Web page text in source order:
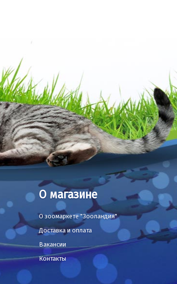
О магазине
О зоомаркете "Зооландия"
Доставка и оплата
Вакансии
Контакты